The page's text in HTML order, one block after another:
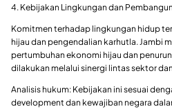
4. Kebijakan Lingkungan dan
Komitmen terhadap lingkungan hidup
hijau dan pengendalian karhutla. Jambi
pertumbuhan ekonomi hijau dan
dilakukan melalui sinergi lintas sektor
Analisis hukum: Kebijakan ini sesuai
development dan kewajiban negara